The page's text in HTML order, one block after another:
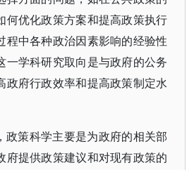
何优化政策方案和提高政策执行
程中各种政治因素影响的经验性
一学科研究取向是与政府的公务
政府行政效率和提高政策制定水
政策科学主要是为政府的相关部
府提供政策建议和对现有政策的